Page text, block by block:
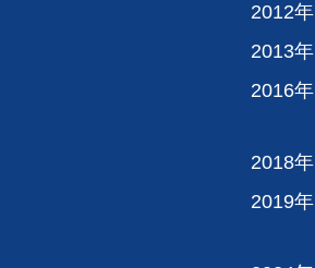
2012年
2013年
2016年
2018年
2019年